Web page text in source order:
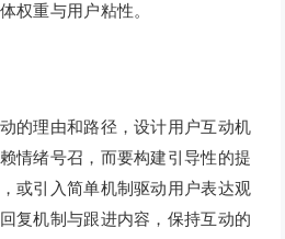
权重与用户粘性。
的理由和路径，设计用户互动机
情绪号召，而要构建引导性的提
或引入简单机制驱动用户表达观
复机制与跟进内容，保持互动的